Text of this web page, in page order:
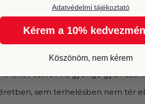
Gyárival megegyező
a gyári galogén izzókéval.
a gyári izzókéval, fém
lehet cserélni a gyenge gyári
sem terhelésben nem tér el
Adatvédelmi tájékoztató
Kérem a 10%
Köszönöm, nem kérem